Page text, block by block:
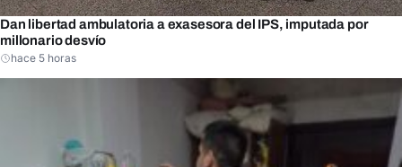
Dan libertad ambulatoria a exasesora del IPS, imputada por
millonario desvío
hace 5 horas